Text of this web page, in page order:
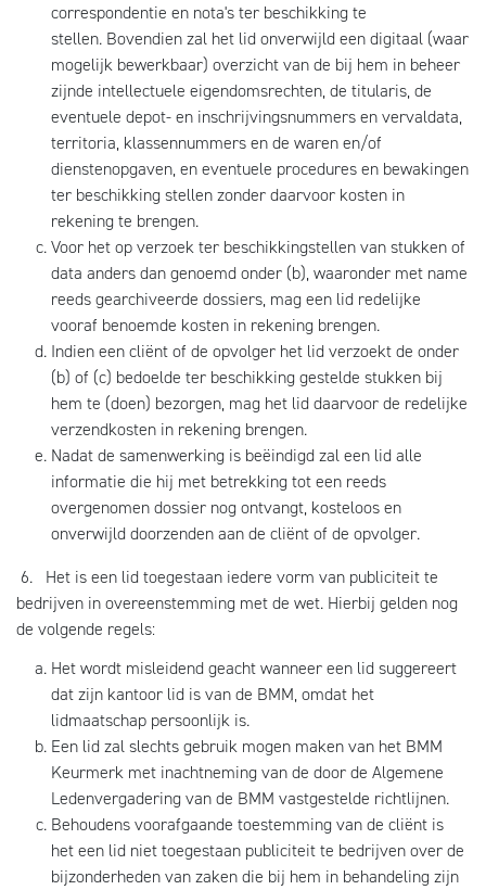
correspondentie en nota's ter beschikking te
stellen. Bovendien zal het lid onverwijld een digitaal (waar
mogelijk bewerkbaar) overzicht van de bij hem in beheer
zijnde intellectuele eigendomsrechten, de titularis, de
eventuele depot- en inschrijvingsnummers en vervaldata,
territoria, klassennummers en de waren en/of
dienstenopgaven, en eventuele procedures en bewakingen
ter beschikking stellen zonder daarvoor kosten in
rekening te brengen.
Voor het op verzoek ter beschikkingstellen van stukken of
data anders dan genoemd onder (b), waaronder met name
reeds gearchiveerde dossiers, mag een lid redelijke
vooraf benoemde kosten in rekening brengen.
Indien een cliënt of de opvolger het lid verzoekt de onder
(b) of (c) bedoelde ter beschikking gestelde stukken bij
hem te (doen) bezorgen, mag het lid daarvoor de redelijke
verzendkosten in rekening brengen.
Nadat de samenwerking is beëindigd zal een lid alle
informatie die hij met betrekking tot een reeds
overgenomen dossier nog ontvangt, kosteloos en
onverwijld doorzenden aan de cliënt of de opvolger.
6. Het is een lid toegestaan iedere vorm van publiciteit te
bedrijven in overeenstemming met de wet. Hierbij gelden nog
de volgende regels:
Het wordt misleidend geacht wanneer een lid suggereert
dat zijn kantoor lid is van de BMM, omdat het
lidmaatschap persoonlijk is.
Een lid zal slechts gebruik mogen maken van het BMM
Keurmerk met inachtneming van de door de Algemene
Ledenvergadering van de BMM vastgestelde richtlijnen.
Behoudens voorafgaande toestemming van de cliënt is
het een lid niet toegestaan publiciteit te bedrijven over de
bijzonderheden van zaken die bij hem in behandeling zijn